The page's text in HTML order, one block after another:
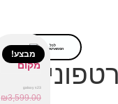
לכל
הסמארטפונים
מבצע!
galaxy s23
₪3,599.00